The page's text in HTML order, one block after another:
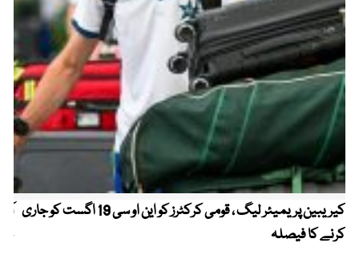
کیریبین پریمیئر لیگ ، قومی کرکٹرز کو این او سی 19 اگست کو جاری
کرنے کا فیصلہ